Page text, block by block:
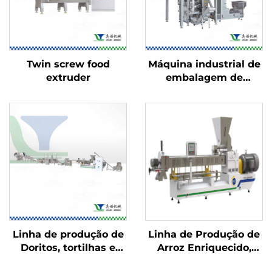
Twin screw food
extruder
Máquina industrial de
embalagem de
Linha de produção de
Doritos, tortilhas e
Linha de Produção de
Arroz Enriquecido,